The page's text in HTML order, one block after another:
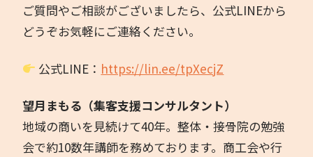
ご質問やご相談がございましたら、公式LINEから
どうぞお気軽にご連絡ください。
公式LINE： https://lin.ee/tpXecjZ
望月まもる（集客支援コンサルタント）
地域の商いを見続けて40年。整体・接骨院の勉強
会で約10数年講師を務めております。商工会や行